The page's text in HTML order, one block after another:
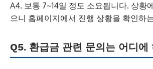
A4. 보통 7~14일 정도 소요됩니다. 상황
으니 홈페이지에서 진행 상황을 확인하
Q5. 환급금 관련 문의는 어디에